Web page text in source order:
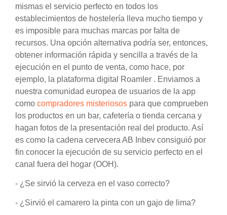
mismas el servicio perfecto en todos los
establecimientos de hostelería lleva mucho tiempo y
es imposible para muchas marcas por falta de
recursos. Una opción alternativa podría ser, entonces,
obtener información rápida y sencilla a través de la
ejecución en el punto de venta, como hace, por
ejemplo, la plataforma digital Roamler . Enviamos a
nuestra comunidad europea de usuarios de la app
como compradores misteriosos para que comprueben
los productos en un bar, cafetería o tienda cercana y
hagan fotos de la presentación real del producto. Así
es como la cadena cervecera AB Inbev consiguió por
fin conocer la ejecución de su servicio perfecto en el
canal fuera del hogar (OOH).
- ¿Se sirvió la cerveza en el vaso correcto?
- ¿Sirvió el camarero la pinta con un gajo de lima?